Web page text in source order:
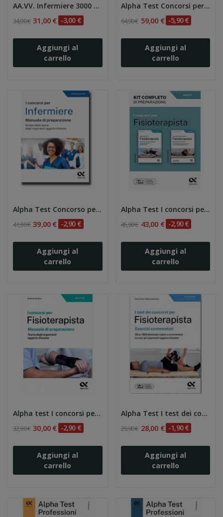
AA.VV. Infermiere 3000 quiz spiegati e...
34,00 € 31,00 € -3,00 €
Aggiungi al
carrello
Alpha Test Concorsi per infermiere. Kit di...
64,90 € 59,00 € -5,90 €
Aggiungi al
carrello
Alpha Test Concorso per infermiere Manuale di...
41,90 € 39,00 € -2,90 €
Aggiungi al
carrello
Alpha Test I concorsi per fisioterapista. Kit...
45,90 € 43,00 € -2,90 €
Aggiungi al
carrello
Alpha test I concorsi per fisioterapista....
32,90 € 30,00 € -2,90 €
Aggiungi al
carrello
Alpha Test I test dei concorsi per...
29,90 € 28,00 € -1,90 €
Aggiungi al
carrello